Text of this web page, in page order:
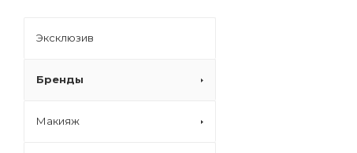
Эксклюзив
Бренды
Макияж